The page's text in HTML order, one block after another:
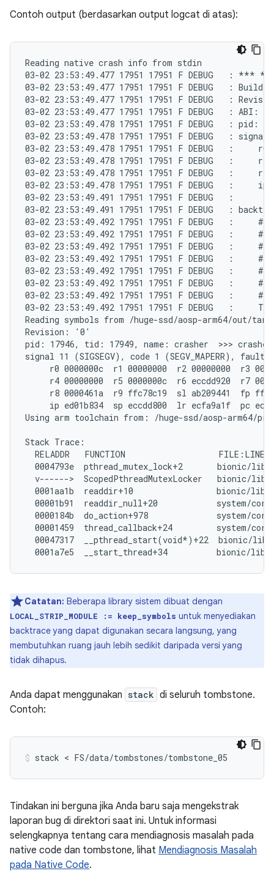
Contoh output (berdasarkan output logcat di atas):
Reading native crash info from stdin
03-02 23:53:49.477 17951 17951 F
03-02 23:53:49.477 17951 17951 F DEBUG   :
03-02 23:53:49.477 17951 17951 F DEBUG   :
03-02 23:53:49.477 17951 17951 F DEBUG   : ABI:
03-02 23:53:49.478 17951 17951 F DEBUG   : pid:
03-02 23:53:49.478 17951 17951 F DEBUG   : signal
03-02 23:53:49.478 17951 17951 F DEBUG   :     r0
03-02 23:53:49.478 17951 17951 F DEBUG   :     r4
03-02 23:53:49.478 17951 17951 F DEBUG   :
03-02 23:53:49.478 17951 17951 F DEBUG   :     ip
03-02 23:53:49.491 17951 17951 F DEBUG   :
03-02 23:53:49.491 17951 17951 F DEBUG   :
03-02 23:53:49.492 17951 17951 F DEBUG   :
03-02 23:53:49.492 17951 17951 F DEBUG   :
03-02 23:53:49.492 17951 17951 F DEBUG   :
03-02 23:53:49.492 17951 17951 F DEBUG   :
03-02 23:53:49.492 17951 17951 F DEBUG   :
03-02 23:53:49.492 17951 17951 F DEBUG   :
03-02 23:53:49.492 17951 17951 F DEBUG   :
03-02 23:53:49.492 17951 17951 F DEBUG   :
Reading symbols from /huge-ssd/aosp-arm64/out/
Revision: '0'
pid: 17946, tid: 17949, name: crasher  >>> crasher
signal 11 (SIGSEGV), code 1 (SEGV_MAPERR), fault
r0 0000000c  r1 00000000  r2 00000000  r3
r4 00000000  r5 0000000c  r6 eccdd920  r7
r8 0000461a  r9 ffc78c19  sl ab209441  fp
ip ed01b834  sp eccdd800  lr ecfa9a1f  pc
Using arm toolchain from: /huge-ssd/aosp-arm64/
Stack Trace:
  RELADDR   FUNCTION                   FILE:LINE
0004793e  pthread_mutex_lock+2       bionic/
v------>  ScopedPthreadMutexLocker   bionic/
0001aa1b  readdir+10                 bionic/
00001b91  readdir_null+20            system/
0000184b  do_action+978              system/
00001459  thread_callback+24         system/
00047317  __pthread_start(void*)+22  bionic/
Catatan: Beberapa library sistem dibuat dengan
LOCAL_STRIP_MODULE := keep_symbols untuk menyediakan
backtrace yang dapat digunakan secara langsung, yang
membutuhkan ruang jauh lebih sedikit daripada versi yang
tidak dihapus.
Anda dapat menggunakan stack di seluruh tombstone.
Contoh:
Tindakan ini berguna jika Anda baru saja mengekstrak
laporan bug di direktori saat ini. Untuk informasi
selengkapnya tentang cara mendiagnosis masalah pada
native code dan tombstone, lihat Mendiagnosis Masalah
pada Native Code.